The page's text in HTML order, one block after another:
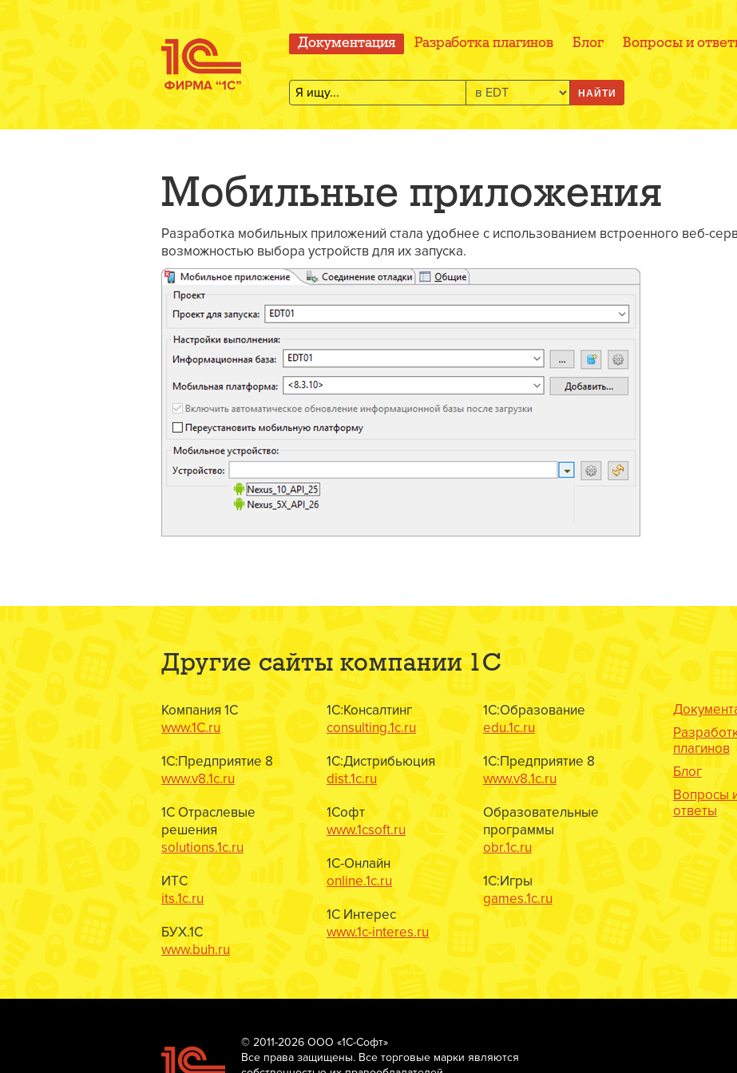
Документация Разработка плагинов Блог Вопросы и
НАЙТИ
Мобильные приложения
Разработка мобильных приложений стала удобнее с использованием встроенного веб-
возможностью выбора устройств для их запуска.
Другие сайты компании 1С
Компания 1С
www.1C.ru
1С:Предприятие 8
www.v8.1c.ru
1С Отраслевые
решения
solutions.1c.ru
ИТС
its.1c.ru
БУХ.1С
www.buh.ru
1С:Консалтинг
consulting.1c.ru
1С:Дистрибьюция
dist.1c.ru
1Софт
www.1csoft.ru
1С-Онлайн
online.1c.ru
1С Интерес
www.1c-interes.ru
1С:Образование
edu.1c.ru
1С:Предприятие 8
www.v8.1c.ru
Образовательные
программы
obr.1c.ru
1С:Игры
games.1c.ru
плагинов
Блог
Вопросы
ответы
© 2011-2026 ООО «1С-Софт»
Все права защищены. Все торговые марки являются